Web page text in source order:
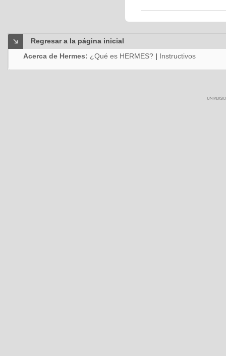
Regresar a la página inicial
Acerca de Hermes: ¿Qué es HERMES? | Instructivos